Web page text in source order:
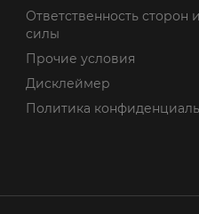
Ответственность
силы
Прочие условия
Дисклеймер
Политика